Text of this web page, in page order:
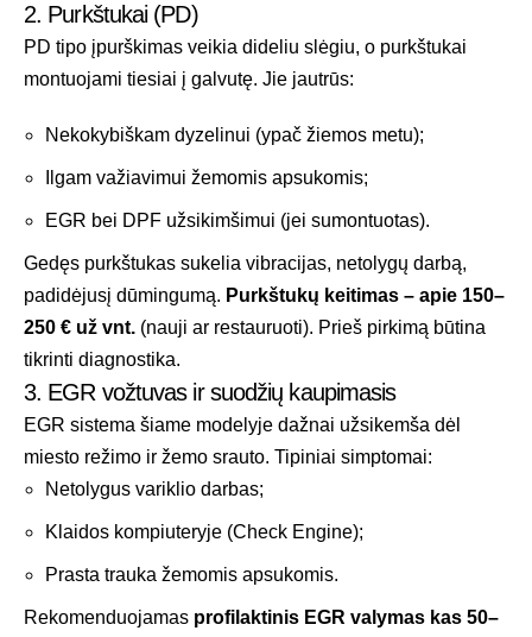
2. Purkštukai (PD)
PD tipo įpurškimas veikia dideliu slėgiu, o purkštukai
montuojami tiesiai į galvutę. Jie jautrūs:
Nekokybiškam dyzelinui (ypač žiemos metu);
Ilgam važiavimui žemomis apsukomis;
EGR bei DPF užsikimšimui (jei sumontuotas).
Gedęs purkštukas sukelia vibracijas, netolygų darbą,
padidėjusį dūmingumą. Purkštukų keitimas – apie 150–
250 € už vnt. (nauji ar restauruoti). Prieš pirkimą būtina
tikrinti diagnostika.
3. EGR vožtuvas ir suodžių kaupimasis
EGR sistema šiame modelyje dažnai užsikemša dėl
miesto režimo ir žemo srauto. Tipiniai simptomai:
Netolygus variklio darbas;
Klaidos kompiuteryje (Check Engine);
Prasta trauka žemomis apsukomis.
Rekomenduojamas profilaktinis EGR valymas kas 50–